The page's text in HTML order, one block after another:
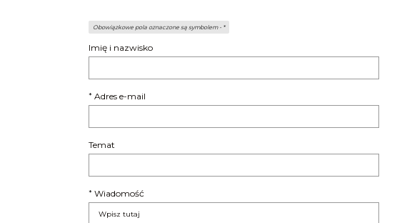
Obowiązkowe pola oznaczone są symbolem - *
Imię i nazwisko
* Adres e-mail
Temat
* Wiadomość